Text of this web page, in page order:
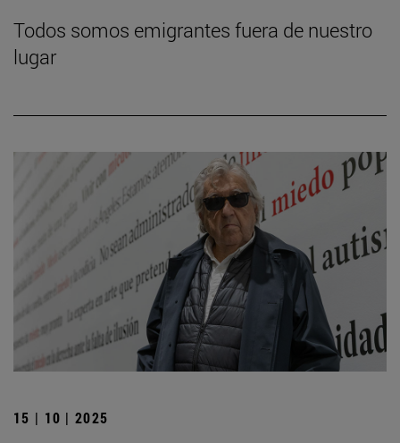
Todos somos emigrantes fuera de nuestro
lugar
15 | 10 | 2025